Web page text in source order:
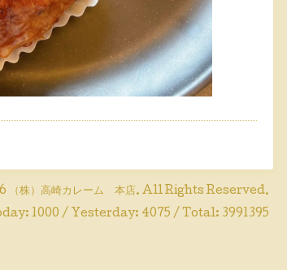
（株）高崎カレーム 本店. All Rights Reserved.
1000 / Yesterday: 4075 / Total: 3991395